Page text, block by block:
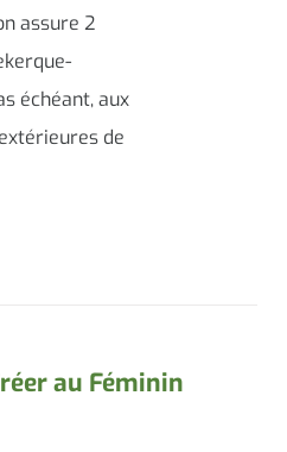
assure 2
échéant, aux
de
au Féminin